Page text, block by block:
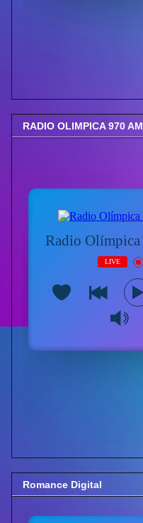
RADIO OLIMPICA 970 AM
Romance Digital